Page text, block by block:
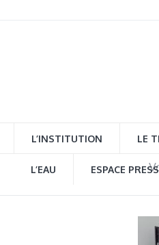
L’INSTITUTION LE
L’EAU ESPACE